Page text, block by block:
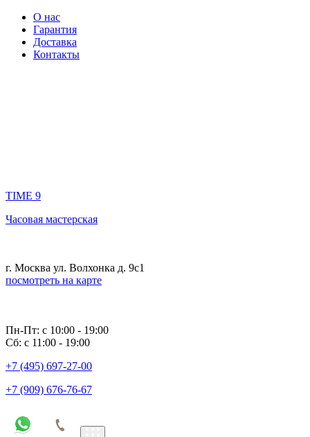
О нас
Гарантия
Доставка
Контакты
TIME 9
Часовая мастерская
г. Москва ул. Волхонка д. 9с1
посмотреть на карте
Пн-Пт: с 10:00 - 19:00
Сб: с 11:00 - 19:00
+7 (495) 697-27-00
+7 (909) 676-76-67